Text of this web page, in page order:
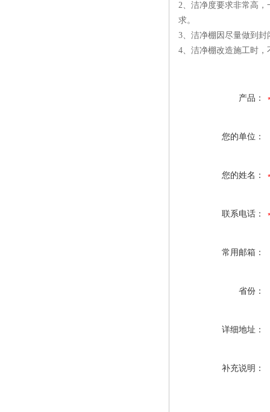
2、洁净度要求非常高
求。
3、洁净棚因尽量做到
4、洁净棚改造施工时
产品：
您的单位：
您的姓名：
联系电话：
常用邮箱：
省份：
详细地址：
补充说明：